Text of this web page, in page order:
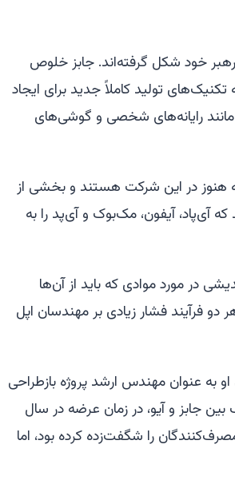
خود شکل گرفته‌اند. جابز خلوص
تولید کاملاً جدید برای ایجاد
رایانه‌های شخصی و گوشی‌های
هنوز در این شرکت هستند و بخشی از
نوآوری بین سال‌های 2000 تا 2010 بودند که آی‌پاد، آیفون، مک‌بوک و آی‌پد را به
در مورد موادی که باید از آن‌ها
دو فرآیند فشار زیادی بر مهندسان اپل
به عنوان مهندس ارشد پروژه بازطراحی
جابز و آیو، در زمان عرضه در سال
را شگفت‌زده کرده بود، اما